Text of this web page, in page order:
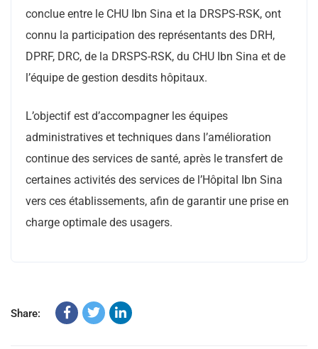
conclue entre le CHU Ibn Sina et la DRSPS-RSK, ont
connu la participation des représentants des DRH,
DPRF, DRC, de la DRSPS-RSK, du CHU Ibn Sina et de
l’équipe de gestion desdits hôpitaux.
L’objectif est d’accompagner les équipes
administratives et techniques dans l’amélioration
continue des services de santé, après le transfert de
certaines activités des services de l’Hôpital Ibn Sina
vers ces établissements, afin de garantir une prise en
charge optimale des usagers.
Share: